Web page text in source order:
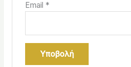
Email *